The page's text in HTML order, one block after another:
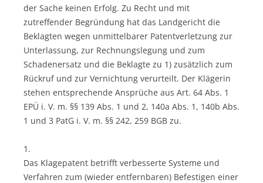
der Sache keinen Erfolg. Zu Recht und mit
zutreffender Begründung hat das Landgericht die
Beklagten wegen unmittelbarer Patentverletzung zur
Unterlassung, zur Rechnungslegung und zum
Schadenersatz und die Beklagte zu 1) zusätzlich zum
Rückruf und zur Vernichtung verurteilt. Der Klägerin
stehen entsprechende Ansprüche aus Art. 64 Abs. 1
EPÜ i. V. m. §§ 139 Abs. 1 und 2, 140a Abs. 1, 140b Abs.
1 und 3 PatG i. V. m. §§ 242, 259 BGB zu.
1.
Das Klagepatent betrifft verbesserte Systeme und
Verfahren zum (wieder entfernbaren) Befestigen einer